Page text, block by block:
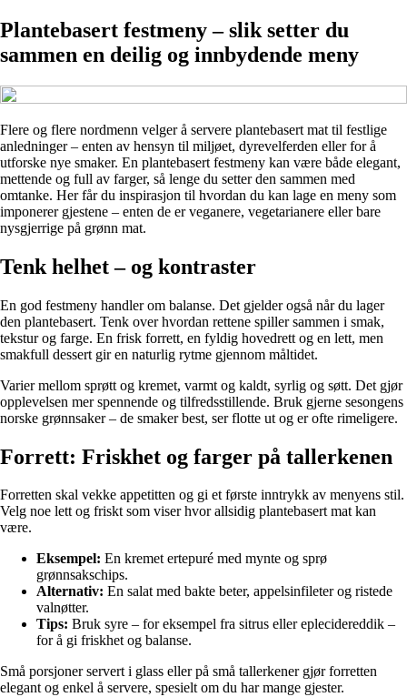
Plantebasert festmeny – slik setter du
sammen en deilig og innbydende meny
Flere og flere nordmenn velger å servere plantebasert mat til festlige
anledninger – enten av hensyn til miljøet, dyrevelferden eller for å
utforske nye smaker. En plantebasert festmeny kan være både elegant,
mettende og full av farger, så lenge du setter den sammen med
omtanke. Her får du inspirasjon til hvordan du kan lage en meny som
imponerer gjestene – enten de er veganere, vegetarianere eller bare
nysgjerrige på grønn mat.
Tenk helhet – og kontraster
En god festmeny handler om balanse. Det gjelder også når du lager
den plantebasert. Tenk over hvordan rettene spiller sammen i smak,
tekstur og farge. En frisk forrett, en fyldig hovedrett og en lett, men
smakfull dessert gir en naturlig rytme gjennom måltidet.
Varier mellom sprøtt og kremet, varmt og kaldt, syrlig og søtt. Det gjør
opplevelsen mer spennende og tilfredsstillende. Bruk gjerne sesongens
norske grønnsaker – de smaker best, ser flotte ut og er ofte rimeligere.
Forrett: Friskhet og farger på tallerkenen
Forretten skal vekke appetitten og gi et første inntrykk av menyens stil.
Velg noe lett og friskt som viser hvor allsidig plantebasert mat kan
være.
Eksempel: En kremet ertepuré med mynte og sprø
grønnsakschips.
Alternativ: En salat med bakte beter, appelsinfileter og ristede
valnøtter.
Tips: Bruk syre – for eksempel fra sitrus eller eplecidereddik –
for å gi friskhet og balanse.
Små porsjoner servert i glass eller på små tallerkener gjør forretten
elegant og enkel å servere, spesielt om du har mange gjester.